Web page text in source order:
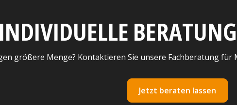
INDIVIDUELLE
größere Menge? Kontaktieren Sie unsere Fachberatung
Jetzt beraten lassen